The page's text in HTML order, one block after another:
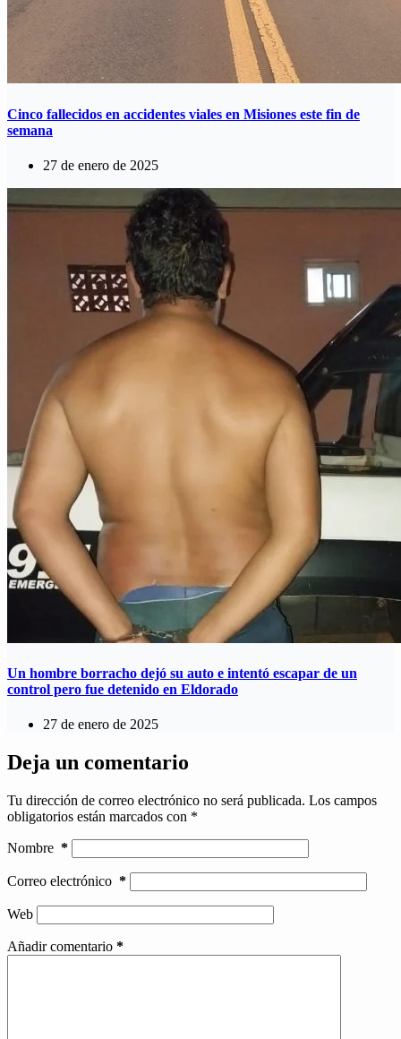
Cinco fallecidos en accidentes viales en Misiones este fin de
semana
27 de enero de 2025
Un hombre borracho dejó su auto e intentó escapar de un
control pero fue detenido en Eldorado
27 de enero de 2025
Deja un comentario
Tu dirección de correo electrónico no será publicada. Los campos
obligatorios están marcados con *
Nombre *
Correo electrónico *
Web
Añadir comentario *